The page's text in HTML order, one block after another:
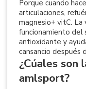
Porque cuando
articulaciones,
magnesio+ vitC. La
funcionamiento del
antioxidante y
cansancio después
¿Cúales son
amlsport?